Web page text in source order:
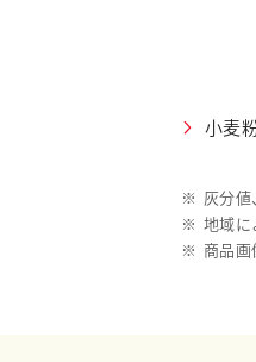
小麦
※ 灰分値
※ 地域に
※ 商品画